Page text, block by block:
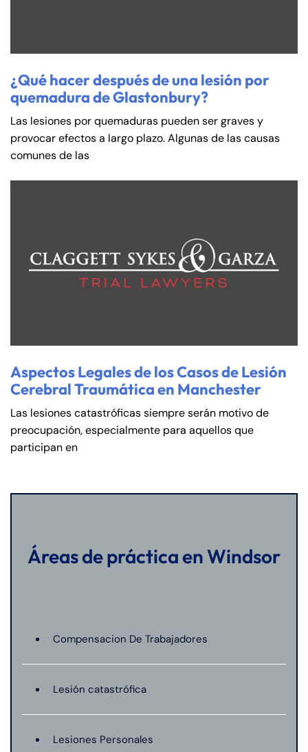
¿Qué hacer después de una lesión por
quemadura de Glastonbury?
Las lesiones por quemaduras pueden ser graves y
provocar efectos a largo plazo. Algunas de las causas
comunes de las
Aspectos Legales de los Casos de Lesión
Cerebral Traumática en Manchester
Las lesiones catastróficas siempre serán motivo de
preocupación, especialmente para aquellos que
participan en
Áreas de práctica en Windsor
Compensacion De Trabajadores
Lesión catastrófica
Lesiones Personales